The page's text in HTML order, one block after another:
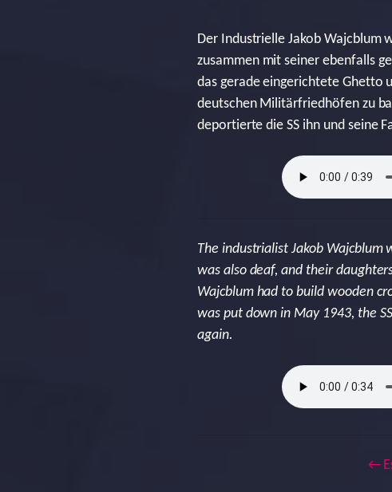
Der Industrielle Jakob Wajcblum
zusammen mit seiner ebenfalls
das gerade eingerichtete Ghetto
deutschen Militärfriedhöfen zu
deportierte die SS ihn und seine
The industrialist Jakob Wajcblum
was also deaf, and their
Wajcblum had to build wooden
was put down in May 1943, the
again.
←